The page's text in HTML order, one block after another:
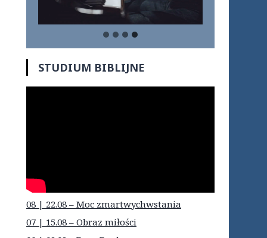
STUDIUM BIBLIJNE
08 | 22.08 – Moc zmartwychwstania
07 | 15.08 – Obraz miłości